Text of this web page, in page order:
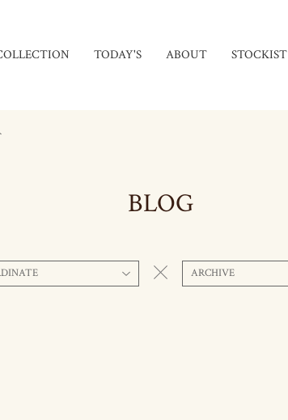
TODAY'S ABOUT STOCKIST
BLOG
ARCHIVE